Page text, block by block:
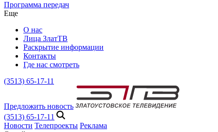
Программа передач
Еще
О нас
Лица ЗлатТВ
Раскрытие информации
Контакты
Где нас смотреть
(3513) 65-17-11
Предложить новость
(3513) 65-17-11
Новости Телепроекты Реклама